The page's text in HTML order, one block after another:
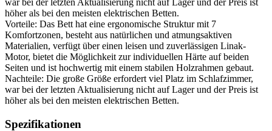
war bei der letzten Aktualisierung nicht auf Lager und der Preis ist
höher als bei den meisten elektrischen Betten.
Vorteile: Das Bett hat eine ergonomische Struktur mit 7
Komfortzonen, besteht aus natürlichen und atmungsaktiven
Materialien, verfügt über einen leisen und zuverlässigen Linak-
Motor, bietet die Möglichkeit zur individuellen Härte auf beiden
Seiten und ist hochwertig mit einem stabilen Holzrahmen gebaut.
Nachteile: Die große Größe erfordert viel Platz im Schlafzimmer,
war bei der letzten Aktualisierung nicht auf Lager und der Preis ist
höher als bei den meisten elektrischen Betten.
Spezifikationen